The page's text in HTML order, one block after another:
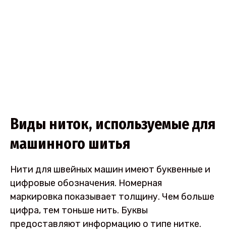
Виды ниток, используемые для
машинного шитья
Нити для швейных машин имеют буквенные и
цифровые обозначения. Номерная
маркировка показывает толщину. Чем больше
цифра, тем тоньше нить. Буквы
предоставляют информацию о типе нитке.